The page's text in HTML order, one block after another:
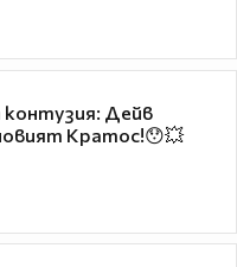
Дейв
Кратос!😯💥